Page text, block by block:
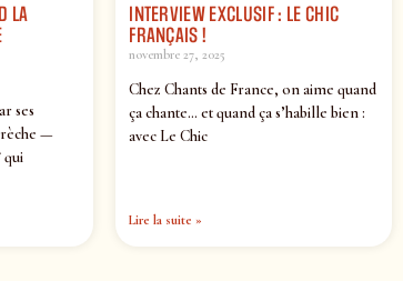
LA
ses
—
qui
INTERVIEW EXCLUSIF : LE CHIC
FRANÇAIS !
novembre 27, 2025
Chez Chants de France, on aime quand
ça chante… et quand ça s’habille bien :
avec Le Chic
Lire la suite »